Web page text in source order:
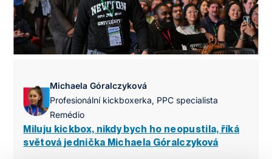
Michaela Góralczyková
Profesionální kickboxerka, PPC specialista
Remédio
Miluju kickbox, nikdy bych ho neopustila, říká
světová jednička Michaela Góralczyková